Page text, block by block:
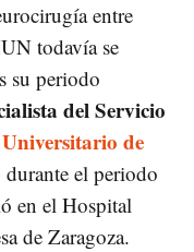
entre
todavía se
su periodo
del Servicio
de
durante el periodo
en el Hospital
de Zaragoza.